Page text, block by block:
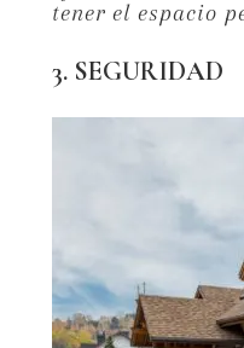
tener el espacio
3. SEGURIDAD